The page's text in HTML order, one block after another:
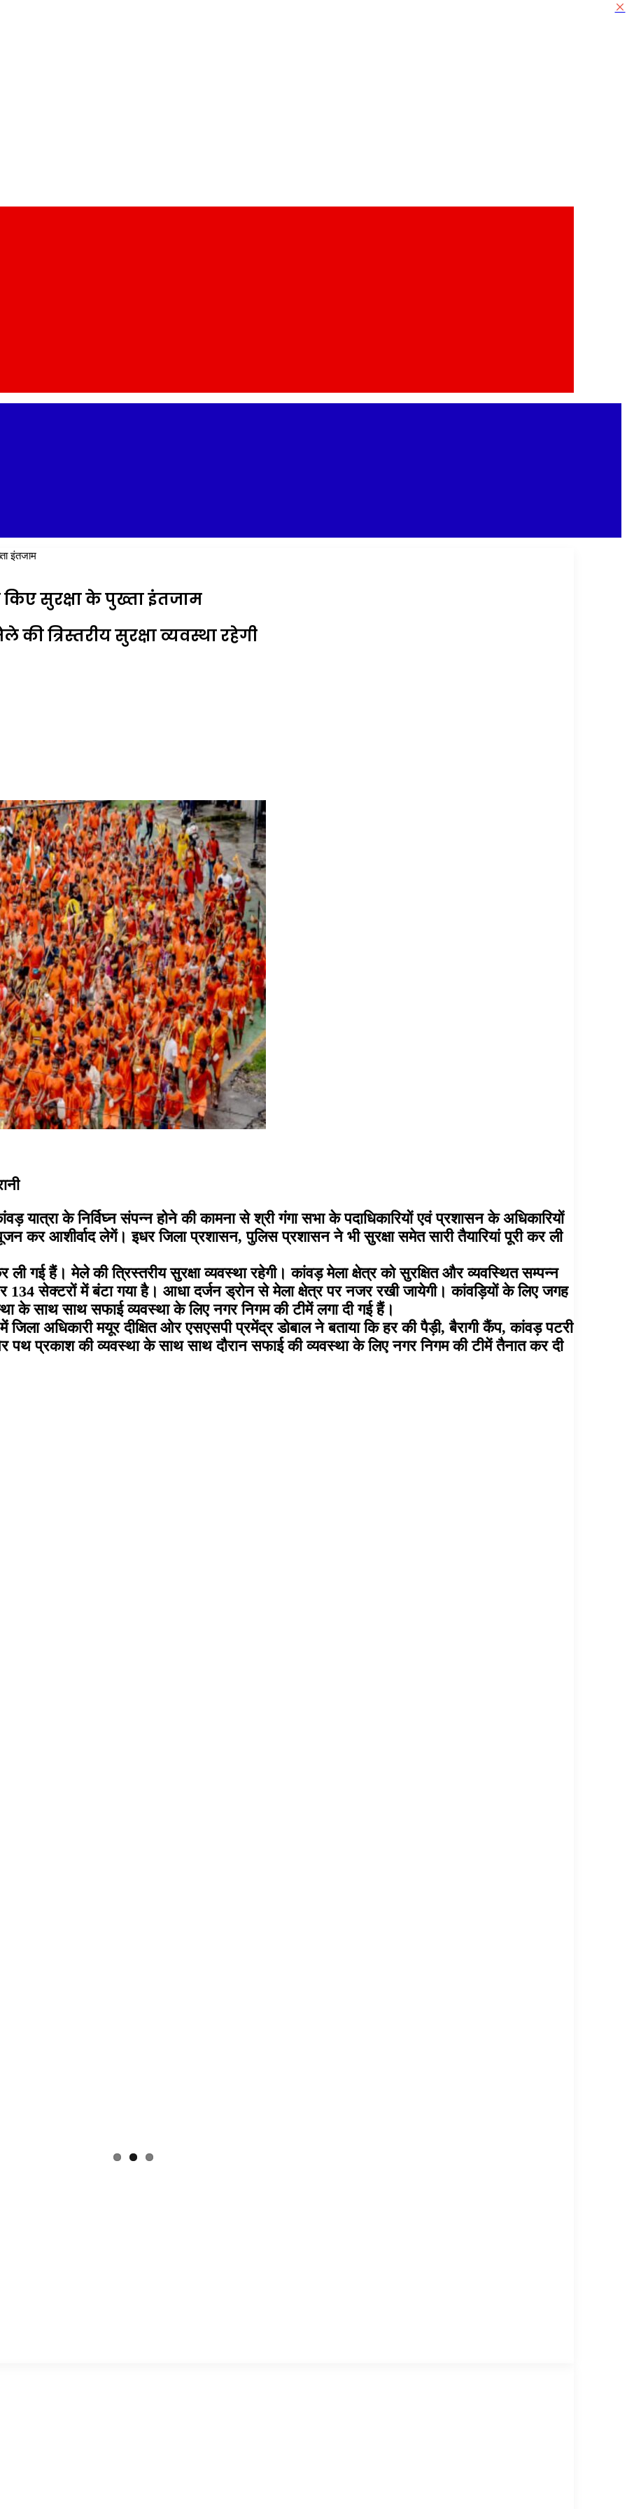
इंतजाम
सुरक्षा के पुख्ता इंतजाम
त्रिस्तरीय सुरक्षा व्यवस्था रहेगी
यात्रा के निर्विघ्न संपन्न होने की कामना से श्री गंगा सभा के पदाधिकारियों एवं प्रशासन के अधिकारियों
कर आशीर्वाद लेगें। इधर जिला प्रशासन, पुलिस प्रशासन ने भी सुरक्षा समेत सारी तैयारियां पूरी कर ली
गई हैं। मेले की त्रिस्तरीय सुरक्षा व्यवस्था रहेगी। कांवड़ मेला क्षेत्र को सुरक्षित और व्यवस्थित सम्पन्न
सेक्टरों में बंटा गया है। आधा दर्जन ड्रोन से मेला क्षेत्र पर नजर रखी जायेगी। कांवड़ियों के लिए जगह
के साथ साथ सफाई व्यवस्था के लिए नगर निगम की टीमें लगा दी गई हैं।
अधिकारी मयूर दीक्षित ओर एसएसपी प्रमेंद्र डोबाल ने बताया कि हर की पैड़ी, बैरागी कैंप, कांवड़ पटरी
पथ प्रकाश की व्यवस्था के साथ साथ दौरान सफाई की व्यवस्था के लिए नगर निगम की टीमें तैनात कर दी